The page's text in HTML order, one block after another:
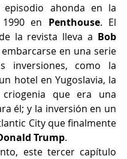
episodio ahonda en la
en Penthouse. El
la revista lleva a Bob
en una serie
inversiones, como la
hotel en Yugoslavia, la
que era una
él; y la inversión en un
City que finalmente
Trump.
este tercer capítulo